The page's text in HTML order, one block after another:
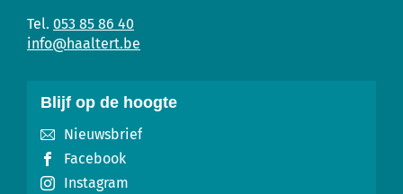
053 85 86 40
info@haaltert.be
Blijf op de hoogte
Nieuwsbrief
Facebook
Instagram